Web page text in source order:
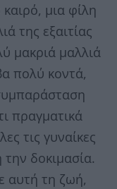
μια φίλη
της εξαιτίας
μακριά μαλλιά
πολύ κοντά,
πραγματικά
τις γυναίκες
δοκιμασία.
αυτή τη ζωή,